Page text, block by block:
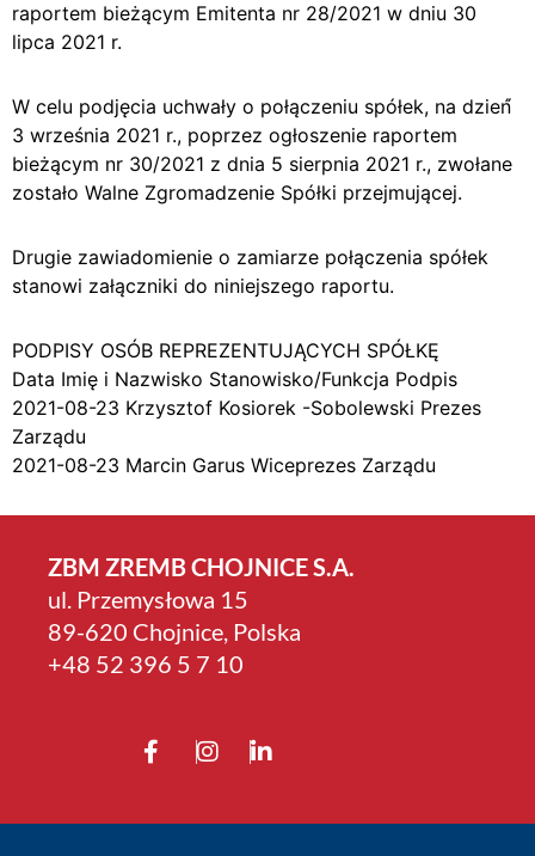
raportem bieżącym Emitenta nr 28/2021 w dniu 30
lipca 2021 r.
W celu podjęcia uchwały o połączeniu spółek, na dzień́
3 września 2021 r., poprzez ogłoszenie raportem
bieżącym nr 30/2021 z dnia 5 sierpnia 2021 r., zwołane
zostało Walne Zgromadzenie Spółki przejmującej.
Drugie zawiadomienie o zamiarze połączenia spółek
stanowi załączniki do niniejszego raportu.
PODPISY OSÓB REPREZENTUJĄCYCH SPÓŁKĘ
Data Imię i Nazwisko Stanowisko/Funkcja Podpis
2021-08-23 Krzysztof Kosiorek -Sobolewski Prezes
Zarządu
2021-08-23 Marcin Garus Wiceprezes Zarządu
ZBM ZREMB CHOJNICE S.A.
ul. Przemysłowa 15
89-620 Chojnice, Polska
+4­8 52 396 5 7 10